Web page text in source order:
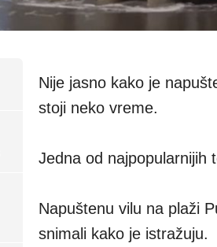
Nije jasno kako je
stoji neko vreme.
Jedna od najpopularnijih
Napuštenu vilu na plaži
snimali kako je istražuju.